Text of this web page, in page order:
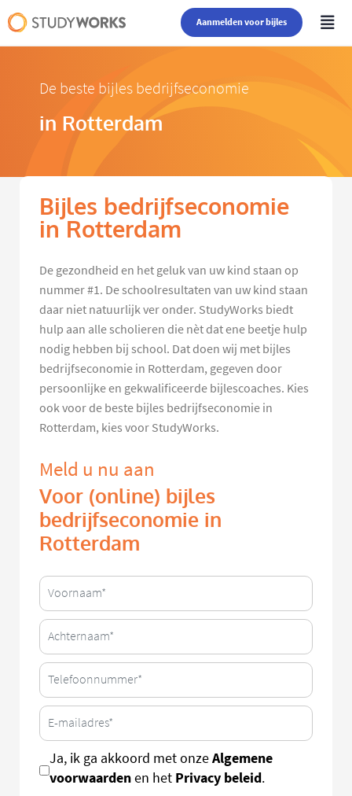
Aanmelden voor bijles
De beste bijles bedrijfseconomie
in Rotterdam
Bijles bedrijfseconomie
in Rotterdam
De gezondheid en het geluk van uw kind staan op
nummer #1. De schoolresultaten van uw kind staan
daar niet natuurlijk ver onder. StudyWorks biedt
hulp aan alle scholieren die nèt dat ene beetje hulp
nodig hebben bij school. Dat doen wij met bijles
bedrijfseconomie in Rotterdam, gegeven door
persoonlijke en gekwalificeerde bijlescoaches. Kies
ook voor de beste bijles bedrijfseconomie in
Rotterdam, kies voor StudyWorks.
Meld u nu aan
Voor (online) bijles
bedrijfseconomie in
Rotterdam
Ja, ik ga akkoord met onzeAlgemene
voorwaardenen het Privacy beleid.